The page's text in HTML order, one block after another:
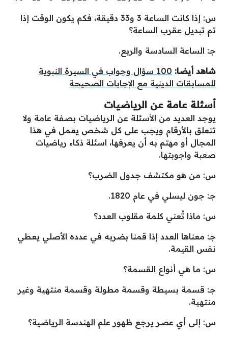
س: إذا كانت الساعة 3 و33 دقيقة، فكم يكون الوقت إذا
تم تبديل عقرب الساعة؟
جـ: الساعة السادسة والربع.
شاهد أيضا:
100 سؤال وجواب في السيرة النبوية
للمسابقات الدينية مع الإجابات الصحيحة
أسئلة عامة عن الرياضيات
يوجد العديد من الأسئلة عن الرياضيات بصفة عامة ولا
تتعلق بالأرقام ويجب على كل شخص يعمل في هذا
المجال أو مهتم به أن يعرفها، اسئلة ذكاء رياضيات
صعبة واجوبتها.
س: من هو مكتشف جدول الضرب؟
جـ: جون ليسلي في عام 1820.
س: ماذا تُعني كلمة مقلوب العدد؟
جـ: معناها العدد إذا قمنا بضربه في عدده الأصلي يعطي
نفس القيمة.
س: ما هي أنواع القسمة؟
جـ: قسمة بسيطة وقسمة مطولة وقسمة منتهية وغير
منتهية.
س: إلى أي عصر يرجع ظهور علم الهندسة الرياضية؟